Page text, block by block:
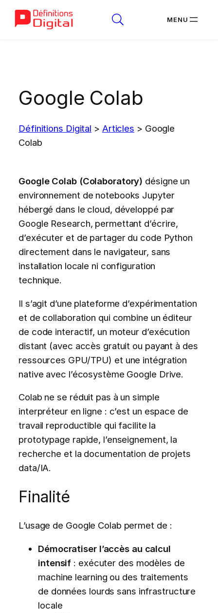
Google Colab
Définitions Digital > Articles > Google
Colab
Google Colab (Colaboratory) désigne un
environnement de notebooks Jupyter
hébergé dans le cloud, développé par
Google Research, permettant d’écrire,
d’exécuter et de partager du code Python
directement dans le navigateur, sans
installation locale ni configuration
technique.
Il s’agit d’une plateforme d’expérimentation
et de collaboration qui combine un éditeur
de code interactif, un moteur d’exécution
distant (avec accès gratuit ou payant à des
ressources GPU/TPU) et une intégration
native avec l’écosystème Google Drive.
Colab ne se réduit pas à un simple
interpréteur en ligne : c’est un espace de
travail reproductible qui facilite la
prototypage rapide, l’enseignement, la
recherche et la documentation de projets
data/IA.
Finalité
L’usage de Google Colab permet de :
Démocratiser l’accès au calcul
intensif : exécuter des modèles de
machine learning ou des traitements
de données lourds sans infrastructure
locale